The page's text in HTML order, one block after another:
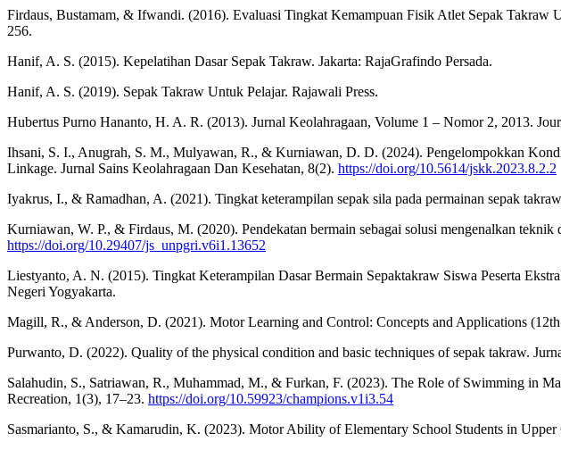
Firdaus, Bustamam, & Ifwandi. (2016). Evaluasi Tingkat Kemampuan Fisik Atlet Sepak Takraw
256.
Hanif, A. S. (2015). Kepelatihan Dasar Sepak Takraw. Jakarta: RajaGrafindo Persada.
Hanif, A. S. (2019). Sepak Takraw Untuk Pelajar. Rajawali Press.
Hubertus Purno Hananto, H. A. R. (2013). Jurnal Keolahragaan, Volume 1 – Nomor 2, 2013.
Ihsani, S. I., Anugrah, S. M., Mulyawan, R., & Kurniawan, D. D. (2024). Pengelompokkan
Linkage. Jurnal Sains Keolahragaan Dan Kesehatan, 8(2). https://doi.org/10.5614/jskk.2023.8.2.2
Iyakrus, I., & Ramadhan, A. (2021). Tingkat keterampilan sepak sila pada permainan sepak
Kurniawan, W. P., & Firdaus, M. (2020). Pendekatan bermain sebagai solusi mengenalkan
https://doi.org/10.29407/js_unpgri.v6i1.13652
Liestyanto, A. N. (2015). Tingkat Keterampilan Dasar Bermain Sepaktakraw Siswa Peserta
Negeri Yogyakarta.
Magill, R., & Anderson, D. (2021). Motor Learning and Control: Concepts and Applications
Purwanto, D. (2022). Quality of the physical condition and basic techniques of sepak takraw.
Salahudin, S., Satriawan, R., Muhammad, M., & Furkan, F. (2023). The Role of Swimming in
Recreation, 1(3), 17–23. https://doi.org/10.59923/champions.v1i3.54
Sasmarianto, S., & Kamarudin, K. (2023). Motor Ability of Elementary School Students in